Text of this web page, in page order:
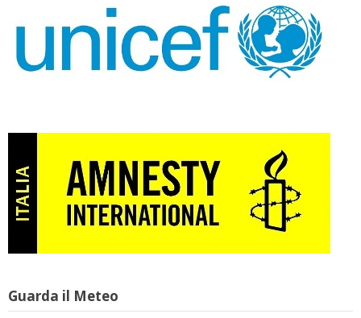
Guarda il Meteo